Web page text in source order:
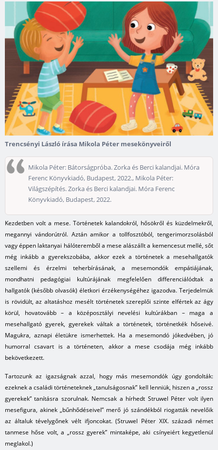
Trencsényi László írása Mikola Péter mesekönyveiről
Mikola Péter: Bátorságpróba. Zorka és Berci kalandjai. Móra
Ferenc Könyvkiadó, Budapest, 2022., Mikola Péter:
Világszépítés. Zorka és Berci kalandjai. Móra Ferenc
Könyvkiadó, Budapest, 2022.
Kezdetben volt a mese. Történetek kalandokról, hősökről és küzdelmekről,
megannyi vándorútról. Aztán amikor a tollfosztóból, tengerimorzsolásból
vagy éppen laktanyai hálóteremből a mese alászállt a kemencesut mellé, sőt
még inkább a gyerekszobába, akkor ezek a történetek a mesehallgatók
szellemi és érzelmi teherbírásának, a mesemondók empátiájának,
mondhatni pedagógiai kultúrájának megfelelően differenciálódtak a
hallgatók (később olvasók) életkori érzékenységéhez igazodva. Terjedelmük
is rövidült, az altatáshoz mesélt történetek szereplői szinte elfértek az ágy
körül, hovatovább – a középosztályi nevelési kultúrákban – maga a
mesehallgató gyerek, gyerekek váltak a történetek, történetkék hőseivé.
Magukra, aznapi életükre ismerhettek. Ha a mesemondó jókedvében, jó
humorral csavart is a történeten, akkor a mese csodája még inkább
bekövetkezett.
Tartozunk az igazságnak azzal, hogy más mesemondók úgy gondolták:
ezeknek a családi történeteknek „tanulságosnak” kell lenniük, hiszen a „rossz
gyerekek” tanításra szorulnak. Nemcsak a hírhedt Struwel Péter volt ilyen
mesefigura, akinek „bűnhődéseivel” merő jó szándékból riogatták nevelőik
az általuk tévelygőnek vélt ifjoncokat. (Struwel Péter XIX. századi német
tanmese hőse volt, a „rossz gyerek” mintaképe, aki csínyeiért kegyetlenül
meglakol.)